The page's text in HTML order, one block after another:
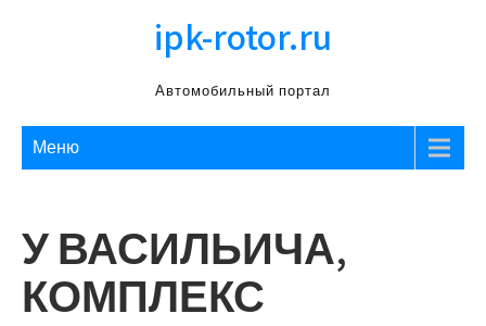
ipk-rotor.ru
Автомобильный портал
Меню
У ВАСИЛЬИЧА,
КОМПЛЕКС